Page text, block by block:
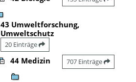
43 Umweltforschung,
Umweltschutz
20 Einträge
44 Medizin 707 Einträge